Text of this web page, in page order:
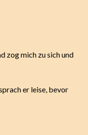
zog mich zu sich und
er leise, bevor